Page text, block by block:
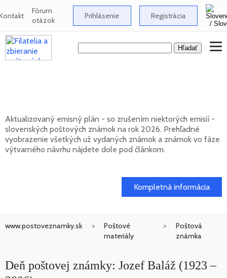
Fórum
otázok Prihlásenie Registrácia
Aktualizovaný emisný plán - so zrušením niektorých emisií -
slovenských poštových známok na rok 2026. Prehľadné
vyobrazenie všetkých už vydaných známok a známok vo fáze
výtvarného návrhu nájdete dole pod článkom.
Kompletná informácia
www.postoveznamky.sk
Poštové
materiály
Poštová
známka
Deň poštovej známky: Jozef Baláž (1923 –